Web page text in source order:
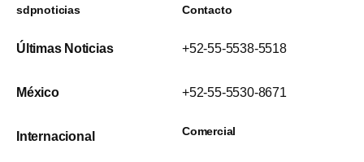
sdpnoticias
Últimas Noticias
México
Internacional
Contacto
+52-55-5538-5518
+52-55-5530-8671
Comercial